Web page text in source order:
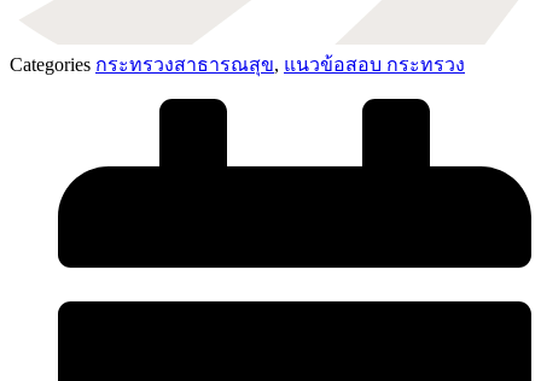
Categories กระทรวงสาธารณสุข, แนวข้อสอบ กระทรวง